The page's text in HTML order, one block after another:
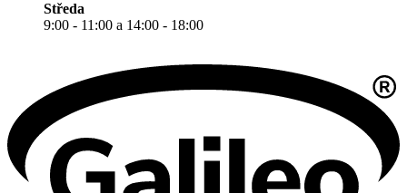
Středa
9:00 - 11:00 a 14:00 - 18:00